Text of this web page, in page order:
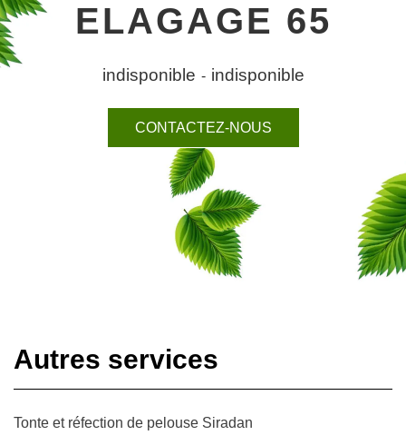
ELAGAGE 65
indisponible - indisponible
CONTACTEZ-NOUS
Autres services
Tonte et réfection de pelouse Siradan